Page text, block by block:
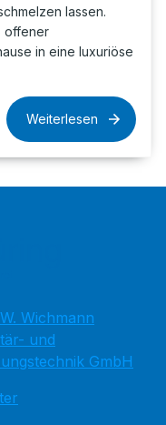
lassen.
offener
in eine luxuriöse
Weiterlesen
Wichmann
und
GmbH